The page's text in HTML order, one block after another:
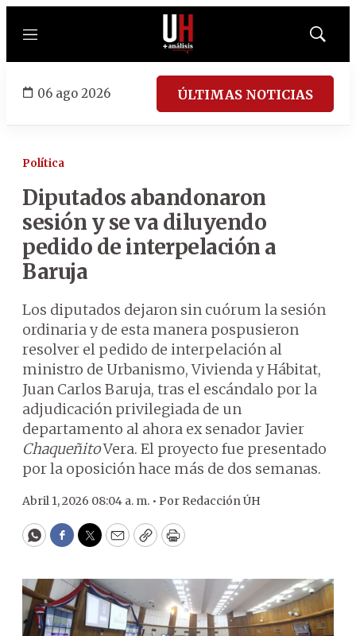
Menú
Mostrar
06 ago 2026 ÚLTIMAS NOTICIAS
Política
Diputados abandonaron
sesión y se va diluyendo
pedido de interpelación a
Baruja
Los diputados dejaron sin cuórum la sesión
ordinaria y de esta manera pospusieron
resolver el pedido de interpelación al
ministro de Urbanismo, Vivienda y Hábitat,
Juan Carlos Baruja, tras el escándalo por la
adjudicación privilegiada de un
departamento al ahora ex senador Javier
ChaqueñitoVera. El proyecto fue presentado
por la oposición hace más de dos semanas.
Abril 1, 2026 08:04 a. m. • Por Redacción ÚH
WhatsApp
Facebook
Twitter
EmailCopyPrint